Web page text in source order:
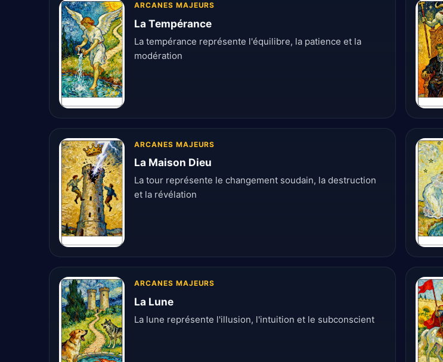
ARCANES MAJEURS
La Tempérance
La tempérance représente l'équilibre, la patience et la
modération
ARCANES MAJEURS
La Maison Dieu
La tour représente le changement soudain, la destruction
et la révélation
ARCANES MAJEURS
La Lune
La lune représente l'illusion, l'intuition et le subconscient